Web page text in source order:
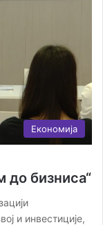
Економија
до бизниса“
и инвестиције,